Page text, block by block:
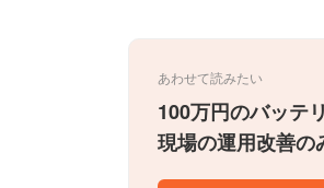
あわせて読みたい
100万円のバッテ
現場の運用改善の